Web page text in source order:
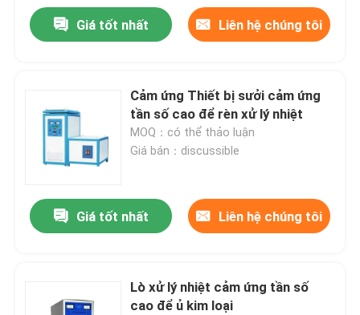
Giá tốt nhất Liên hệ chúng tôi
Cảm ứng Thiết bị sưởi cảm ứng
tần số cao để rèn xử lý nhiệt
MOQ：có thể thảo luận
Giá bán：discussible
Giá tốt nhất Liên hệ chúng tôi
Lò xử lý nhiệt cảm ứng tần số
cao để ủ kim loại